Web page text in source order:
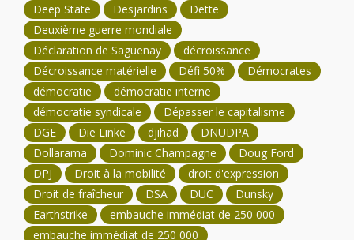
Deep State
Desjardins
Dette
Deuxième guerre mondiale
Déclaration de Saguenay
décroissance
Décroissance matérielle
Défi 50%
Démocrates
démocratie
démocratie interne
démocratie syndicale
Dépasser le capitalisme
DGE
Die Linke djihad
DNUDPA
Dollarama
Dominic Champagne
Doug Ford
DPJ
Droit à la mobilité
droit d'expression
Droit de fraîcheur
DSA DUC
Dunsky
Earthstrike
embauche immédiat de 250 000
embauche immédiat de 250 000